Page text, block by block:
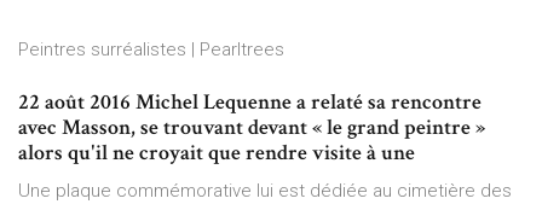
Peintres surréalistes | Pearltrees
22 août 2016 Michel Lequenne a relaté sa rencontre
avec Masson, se trouvant devant « le grand peintre »
alors qu'il ne croyait que rendre visite à une
Une plaque commémorative lui est dédiée au cimetière des